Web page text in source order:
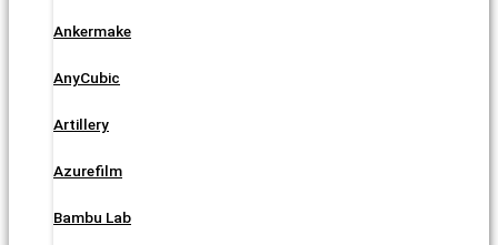
Ankermake
AnyCubic
Artillery
Azurefilm
Bambu Lab